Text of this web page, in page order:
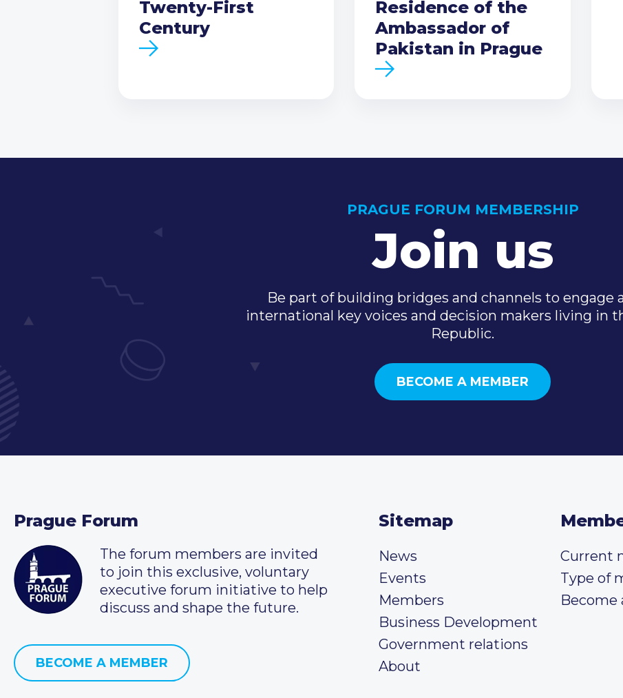
Twenty-First
Century
Residence of the
Ambassador of
Pakistan in Prague
PRAGUE FORUM MEMBERSHIP
Join us
Be part of building bridges and channels to engage
international key voices and decision makers living in
Republic.
BECOME A MEMBER
Prague Forum
The forum members are invited
to join this exclusive, voluntary
executive forum initiative to help
discuss and shape the future.
BECOME A MEMBER
Sitemap
News
Events
Members
Business Development
Government relations
About
Current
Type of
Become